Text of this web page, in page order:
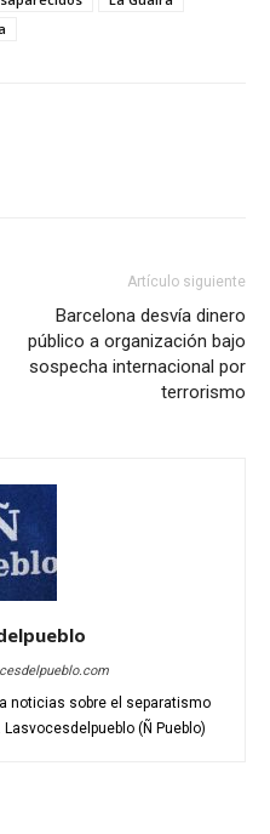
Artículo siguiente
Barcelona desvía dinero
público a organización bajo
sospecha internacional por
terrorismo
noticias sobre el separatismo
(Ñ Pueblo)